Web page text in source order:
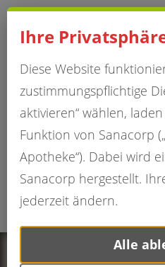
Ihre
Diese Website
zustimmungspflichtige
aktivieren“ wählen,
Funktion von Sanacorp
Apotheke“). Dabei wird
Sanacorp hergestellt.
jederzeit ändern.
Alle